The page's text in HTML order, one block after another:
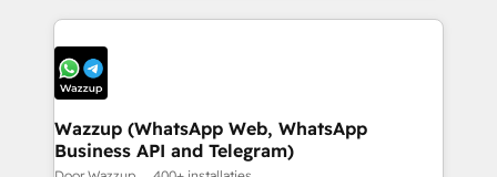
Wazzup (WhatsApp Web, WhatsApp
Business API and Telegram)